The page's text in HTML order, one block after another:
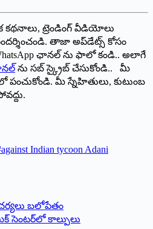
కథనాలు, ట్రెండింగ్ వీడియోలు
తాజా అప్‌డేట్స్ కోసం
ఛానల్ ను ఫాలో కండి.. అలాగే
ను సబ్ స్క్రైబ్ చేసుకోండి.. మీ
మీ స్నేహితులు, కుటుంబ
Indian tycoon Adani
బలోపేతం
కాల్పులు